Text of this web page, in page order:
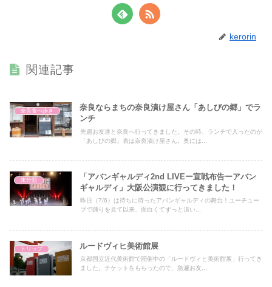
kerorin
関連記事
奈良食べ歩き
奈良ならまちの奈良漬け屋さん「あしびの郷」でラ
ンチ
先週お友達と奈良へ行ってきました。その時、ランチで入ったのが
「あしびの郷」表は奈良漬け屋さん。奥には...
未分類
「アバンギャルディ2nd LIVEー宣戦布告ーアバン
ギャルディ」大阪公演観に行ってきました！
昨日（7/6）は待ちに待ったアバンギャルディの舞台！ユーチュー
ブで踊りを見て以来、面白くてずっと追い...
トリップ ルードヴィヒ美術館展
京都国立近代美術館で開催中の「ルードヴィヒ美術館展」行ってき
ました。チケットをもらったので、急遽お友...